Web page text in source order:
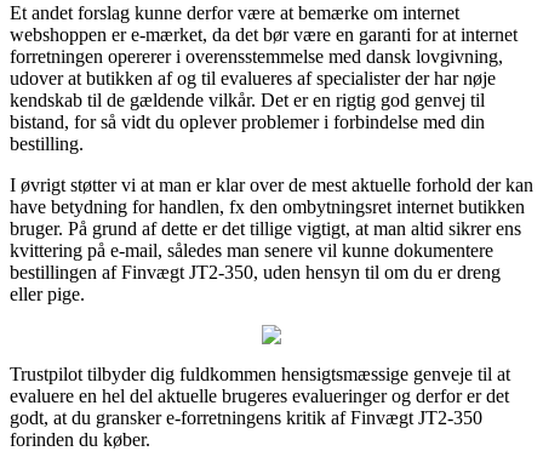
Et andet forslag kunne derfor være at bemærke om internet
webshoppen er e-mærket, da det bør være en garanti for at internet
forretningen opererer i overensstemmelse med dansk lovgivning,
udover at butikken af og til evalueres af specialister der har nøje
kendskab til de gældende vilkår. Det er en rigtig god genvej til
bistand, for så vidt du oplever problemer i forbindelse med din
bestilling.
I øvrigt støtter vi at man er klar over de mest aktuelle forhold der kan
have betydning for handlen, fx den ombytningsret internet butikken
bruger. På grund af dette er det tillige vigtigt, at man altid sikrer ens
kvittering på e-mail, således man senere vil kunne dokumentere
bestillingen af Finvægt JT2-350, uden hensyn til om du er dreng
eller pige.
Trustpilot tilbyder dig fuldkommen hensigtsmæssige genveje til at
evaluere en hel del aktuelle brugeres evalueringer og derfor er det
godt, at du gransker e-forretningens kritik af Finvægt JT2-350
forinden du køber.